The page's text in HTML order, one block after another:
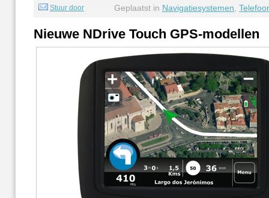
Stuur door Geplaatst in Navigatiesystemen
Nieuwe NDrive Touch GPS-modellen